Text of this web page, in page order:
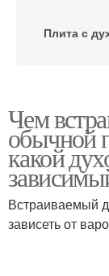
Плита с
Плита с
Чем
обычной
какой
Встраиваемый
зависеть от